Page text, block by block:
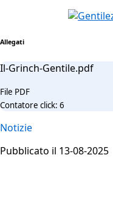
Allegati
Il-Grinch-Gentile.pdf
File PDF
Contatore click: 6
Notizie
Pubblicato il 13-08-2025